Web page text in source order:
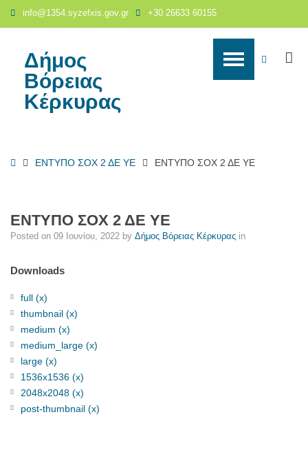
ΕΝΤΥΠΟ
info@1354.syzefxis.gov.gr +30 26633 60155
Δήμος
Βόρειας
Κέρκυρας
HomeΕΝΤΥΠΟ ΣΟΧ 2 ΔΕ ΥΕ ΕΝΤΥΠΟ ΣΟΧ 2 ΔΕ ΥΕ
ΕΝΤΥΠΟ ΣΟΧ 2 ΔΕ ΥΕ
Posted on 09 Ιουνίου, 2022 by Δήμος Βόρειας Κέρκυρας in
Downloads
full (x)
thumbnail (x)
medium (x)
medium_large (x)
large (x)
1536x1536 (x)
2048x2048 (x)
post-thumbnail (x)